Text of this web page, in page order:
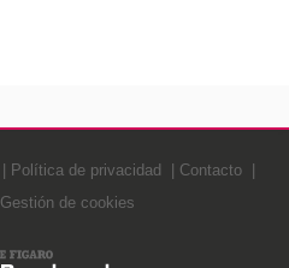
Política de privacidad
Contacto
Gestión de cookies